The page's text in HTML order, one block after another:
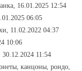
16.01.2025 12:54
06:05
11.02.2022 04:37
10:06
11:54
канцоны, рондо,